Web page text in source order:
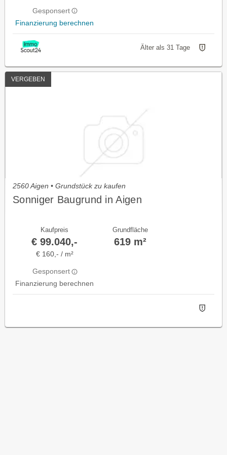
Gesponsert
Finanzierung berechnen
Älter als 31 Tage
VERGEBEN
2560 Aigen • Grundstück zu kaufen
Sonniger Baugrund in Aigen
Kaufpreis
€ 99.040,-
€ 160,- / m²
Gesponsert
Finanzierung berechnen
Grundfläche
619 m²